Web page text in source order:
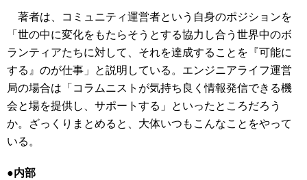
著者は、コミュニティ運営者という自身のポジションを
「世の中に変化をもたらそうとする協力し合う世界中のボ
ランティアたちに対して、それを達成することを『可能に
する』のが仕事」と説明している。エンジニアライフ運営
局の場合は「コラムニストが気持ち良く情報発信できる機
会と場を提供し、サポートする」といったところだろう
か。ざっくりまとめると、大体いつもこんなことをやって
いる。
●内部